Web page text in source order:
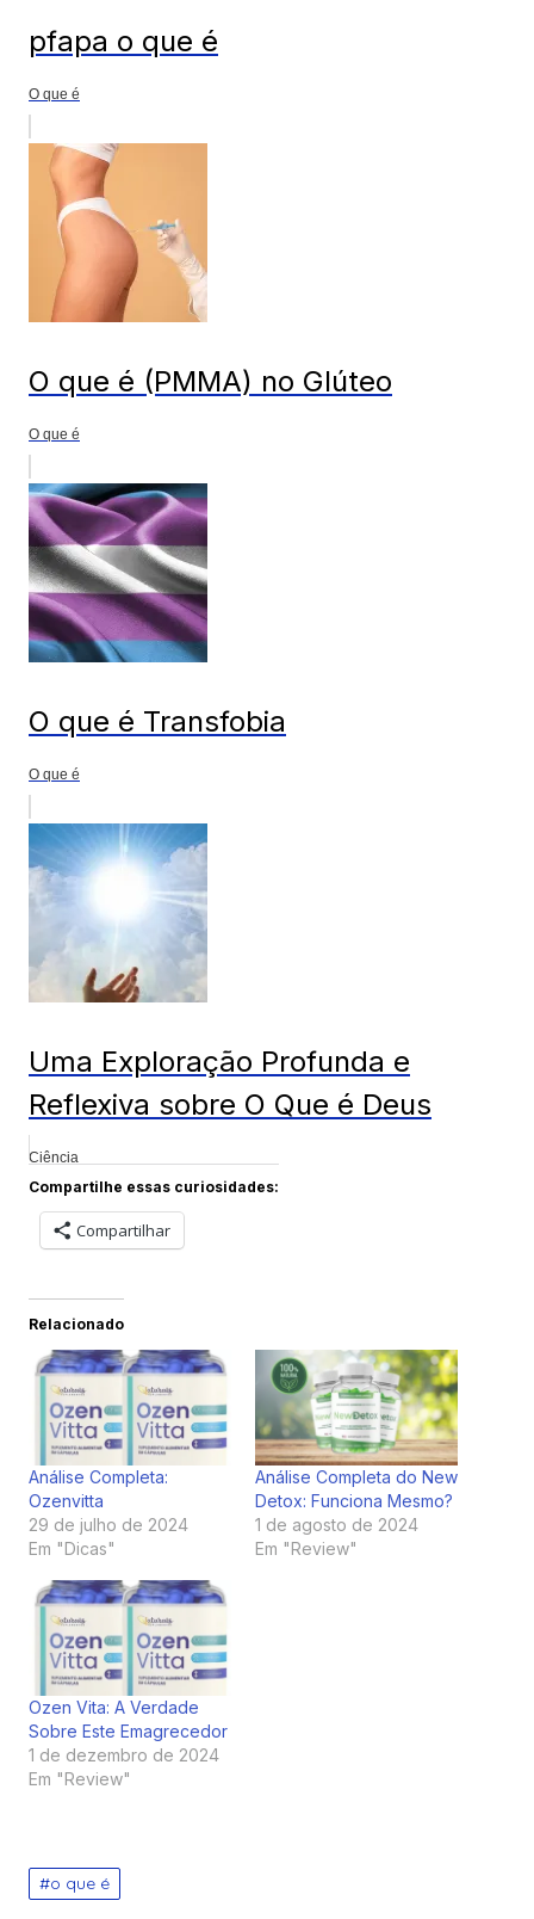
pfapa o que é
O que é
O que é (PMMA) no Glúteo
O que é
O que é Transfobia
O que é
Uma Exploração Profunda e
Reflexiva sobre O Que é Deus
Ciência
Compartilhe essas curiosidades:
Compartilhar
Relacionado
Análise Completa:
Ozenvitta
29 de julho de 2024
Em "Dicas"
Análise Completa do New
Detox: Funciona Mesmo?
1 de agosto de 2024
Em "Review"
Ozen Vita: A Verdade
Sobre Este Emagrecedor
1 de dezembro de 2024
Em "Review"
o que é